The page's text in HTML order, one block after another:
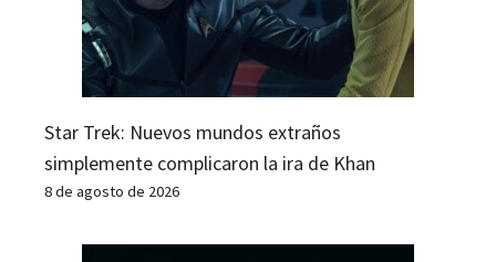
Star Trek: Nuevos mundos extraños
simplemente complicaron la ira de Khan
8 de agosto de 2026